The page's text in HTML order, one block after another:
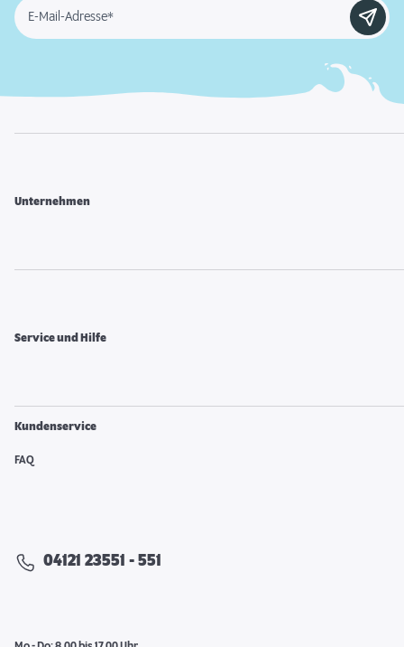
E-Mail-Adresse*
Unternehmen
Service und Hilfe
Kundenservice
FAQ
04121 23551 - 551